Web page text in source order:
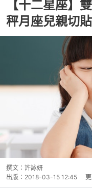
【十二星座】
秤月座兒親切
撰文： 許詠妍
出版： 2018-03-15 12:45 更